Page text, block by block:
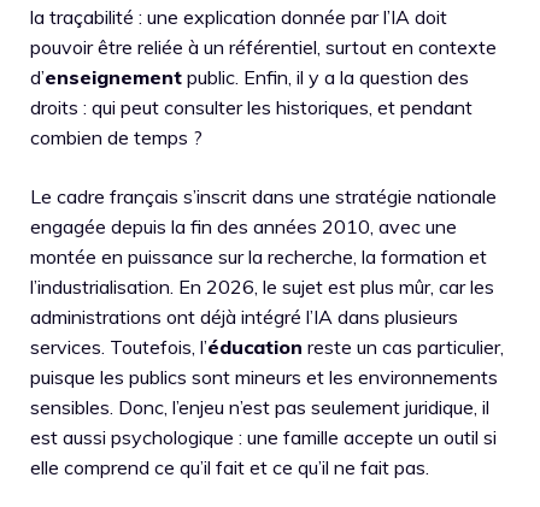
la traçabilité : une explication donnée par l’IA doit
pouvoir être reliée à un référentiel, surtout en contexte
d’enseignement public. Enfin, il y a la question des
droits : qui peut consulter les historiques, et pendant
combien de temps ?
Le cadre français s’inscrit dans une stratégie nationale
engagée depuis la fin des années 2010, avec une
montée en puissance sur la recherche, la formation et
l’industrialisation. En 2026, le sujet est plus mûr, car les
administrations ont déjà intégré l’IA dans plusieurs
services. Toutefois, l’éducation reste un cas particulier,
puisque les publics sont mineurs et les environnements
sensibles. Donc, l’enjeu n’est pas seulement juridique, il
est aussi psychologique : une famille accepte un outil si
elle comprend ce qu’il fait et ce qu’il ne fait pas.